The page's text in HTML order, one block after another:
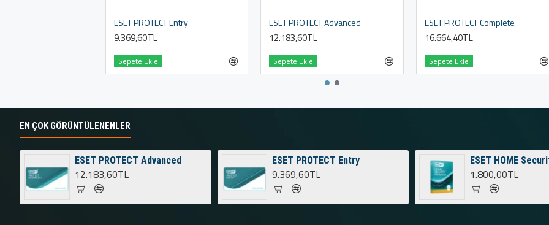
ESET PROTECT Entry
9.369,60TL
Sepete Ekle
ESET PROTECT Advanced
12.183,60TL
Sepete Ekle
ESET PROTECT Complete
16.664,40TL
Sepete Ekle
EN ÇOK GÖRÜNTÜLENENLER
ESET PROTECT Advanced
12.183,60TL
ESET PROTECT Entry
9.369,60TL
ESET HOME
1.800,00TL